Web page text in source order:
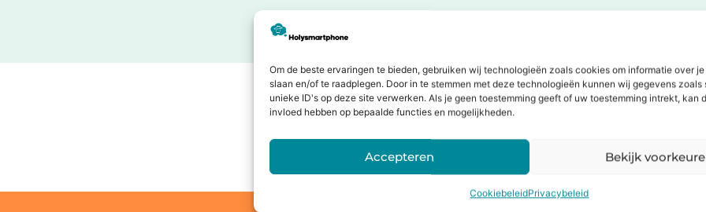
Om de beste ervaringen te bieden, gebruiken wij technologieën zoals cookies om informatie over
slaan en/of te raadplegen. Door in te stemmen met deze technologieën kunnen wij gegevens zoals
unieke ID's op deze site verwerken. Als je geen toestemming geeft of uw toestemming intrekt, kan
invloed hebben op bepaalde functies en mogelijkheden.
Accepteren Bekijk
CookiebeleidPrivacybeleid
Dit zeggen onze klanten